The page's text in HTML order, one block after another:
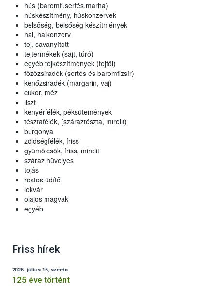
hús (baromfi,sertés,marha)
húskészítmény, húskonzervek
belsőség, belsőség készítmények
hal, halkonzerv
tej, savanyított
tejtermékek (sajt, túró)
egyéb tejkészítmények (tejföl)
főzőzsiradék (sertés és baromfizsír)
kenőzsiradék (margarin, vaj)
cukor, méz
liszt
kenyérfélék, péksütemények
tésztafélék, (száraztészta, mirelit)
burgonya
zöldségfélék, friss
gyümölcsök, friss, mirelit
száraz hüvelyes
tojás
rostos üdítő
lekvár
olajos magvak
egyéb
Friss hírek
2026. július 15, szerda
125 éve történt